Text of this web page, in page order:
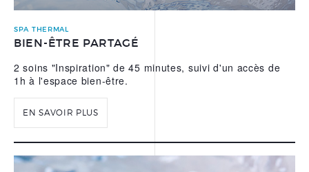
SPA THERMAL
BIEN-ÊTRE PARTAGÉ
2 soins "Inspiration" de 45 minutes, suivi d'un accès de
1h à l'espace bien-être.
EN SAVOIR PLUS